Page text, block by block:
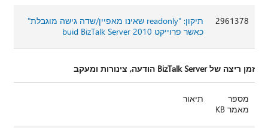
2961378
תיקון: "readonly שאינו מאפיין/שדה גישה מוגבלת"
כאשר פרוייקט buid BizTalk Server 2010
זמן ריצה של BizTalk Server הודעה, צינורות ומעקב
מספר
מאמר KB
תיאור